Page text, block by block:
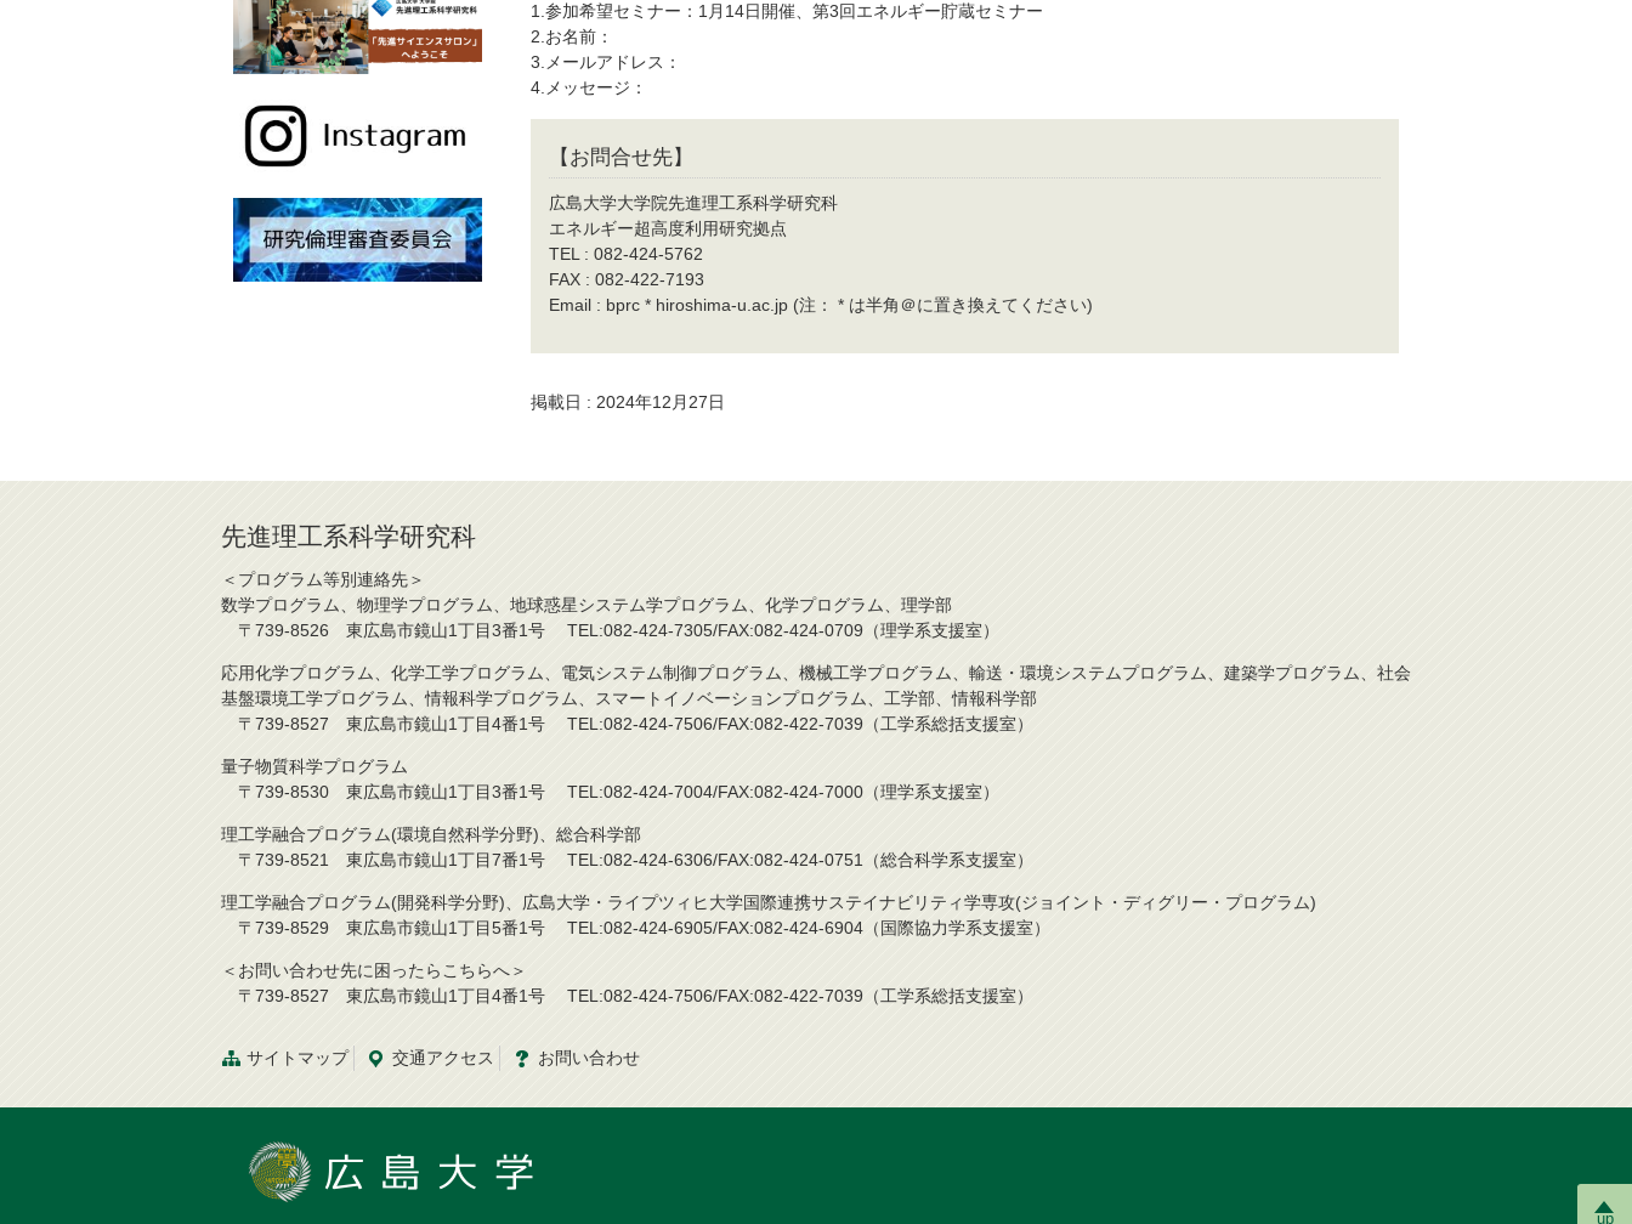
1.参加希望セミナー：1月14日開催、第3回エネルギー貯蔵セミナー
2.お名前：
3.メールアドレス：
4.メッセージ：
【お問合せ先】
広島大学大学院先進理工系科学研究科
エネルギー超高度利用研究拠点
TEL : 082-424-5762
FAX : 082-422-7193
Email : bprc * hiroshima-u.ac.jp (注： * は半角＠に置き換えてください)
掲載日 : 2024年12月27日
up
先進理工系科学研究科
＜プログラム等別連絡先＞
数学プログラム、物理学プログラム、地球惑星システム学プログラム、化学プログラム、理学部
〒739-8526 東広島市鏡山1丁目3番1号 TEL:082-424-7305/FAX:082-424-0709（理学系支援室）
応用化学プログラム、化学工学プログラム、電気システム制御プログラム、機械工学プログラム、輸送・環境システムプログラム、建築学プログラム、社会
基盤環境工学プログラム、情報科学プログラム、スマートイノベーションプログラム、工学部、情報科学部
〒739-8527 東広島市鏡山1丁目4番1号 TEL:082-424-7506/FAX:082-422-7039（工学系総括支援室）
量子物質科学プログラム
〒739-8530 東広島市鏡山1丁目3番1号 TEL:082-424-7004/FAX:082-424-7000（理学系支援室）
理工学融合プログラム(環境自然科学分野)、総合科学部
〒739-8521 東広島市鏡山1丁目7番1号 TEL:082-424-6306/FAX:082-424-0751（総合科学系支援室）
理工学融合プログラム(開発科学分野)、広島大学・ライプツィヒ大学国際連携サステイナビリティ学専攻(ジョイント・ディグリー・プログラム)
〒739-8529 東広島市鏡山1丁目5番1号 TEL:082-424-6905/FAX:082-424-6904（国際協力学系支援室）
＜お問い合わせ先に困ったらこちらへ＞
〒739-8527 東広島市鏡山1丁目4番1号 TEL:082-424-7506/FAX:082-422-7039（工学系総括支援室）
サイトマップ 交通アクセス お問い合わせ